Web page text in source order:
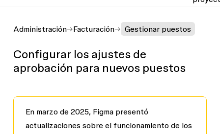
Administración Facturación Gestionar puestos
Configurar los ajustes de
aprobación para nuevos puestos
En marzo de 2025, Figma presentó
actualizaciones sobre el funcionamiento de los